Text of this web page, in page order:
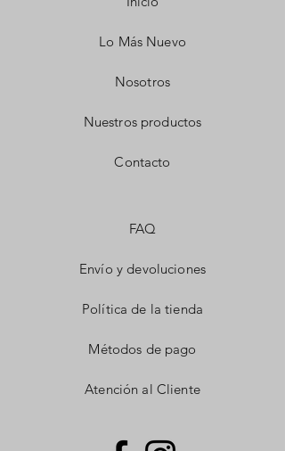
Lo Más Nuevo
Nosotros
Nuestros productos
Contacto
FAQ
Envío y devoluciones
Política de la tienda
Métodos de pago
Atención al Cliente